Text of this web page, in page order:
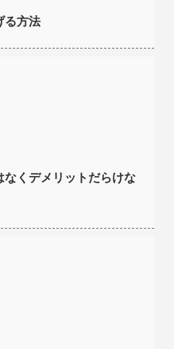
る方法
なくデメリットだらけな